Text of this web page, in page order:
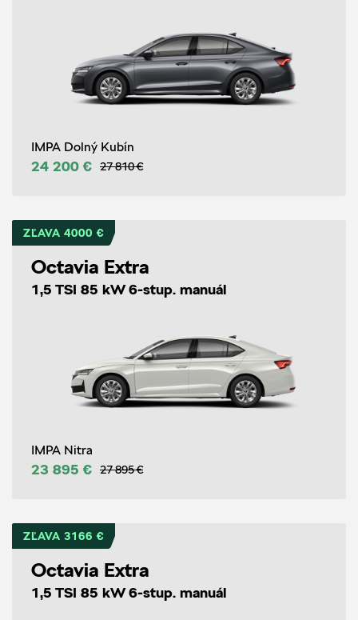
IMPA Dolný Kubín
24 200 € 27 810 €
ZĽAVA 4000 €
Octavia Extra
1,5 TSI 85 kW 6-stup. manuál
IMPA Nitra
23 895 € 27 895 €
ZĽAVA 3166 €
Octavia Extra
1,5 TSI 85 kW 6-stup. manuál